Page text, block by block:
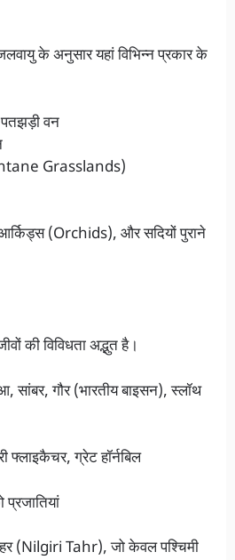
के अनुसार यहां विभिन्न प्रकार के
वन
Grasslands)
(Orchids), और सदियों पुराने
की विविधता अद्भुत है।
सांबर, गौर (भारतीय बाइसन), स्लॉथ
फ्लाइकैचर, ग्रेट हॉर्नबिल
(Nilgiri Tahr), जो केवल पश्चिमी